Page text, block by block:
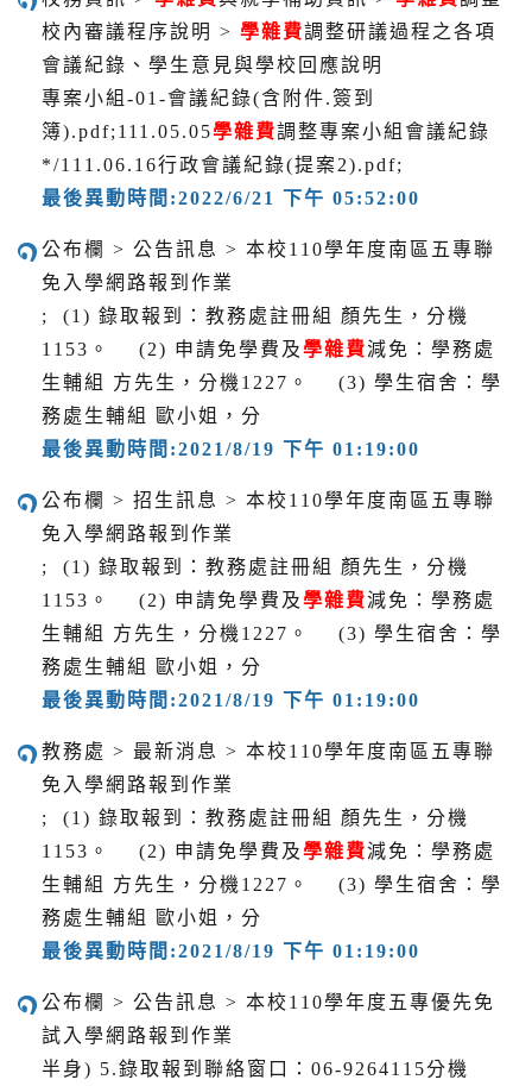
校內審議程序說明 > 學雜費調整研議過程之各項
會議紀錄、學生意見與學校回應說明
專案小組-01-會議紀錄(含附件.簽到
簿).pdf;111.05.05學雜費調整專案小組會議紀錄
*/111.06.16行政會議紀錄(提案2).pdf;
最後異動時間:2022/6/21 下午 05:52:00
公布欄 > 公告訊息 > 本校110學年度南區五專聯
免入學網路報到作業
; (1) 錄取報到：教務處註冊組 顏先生，分機
1153。 (2) 申請免學費及學雜費減免：學務處
生輔組 方先生，分機1227。 (3) 學生宿舍：學
務處生輔組 歐小姐，分
最後異動時間:2021/8/19 下午 01:19:00
公布欄 > 招生訊息 > 本校110學年度南區五專聯
免入學網路報到作業
; (1) 錄取報到：教務處註冊組 顏先生，分機
1153。 (2) 申請免學費及學雜費減免：學務處
生輔組 方先生，分機1227。 (3) 學生宿舍：學
務處生輔組 歐小姐，分
最後異動時間:2021/8/19 下午 01:19:00
教務處 > 最新消息 > 本校110學年度南區五專聯
免入學網路報到作業
; (1) 錄取報到：教務處註冊組 顏先生，分機
1153。 (2) 申請免學費及學雜費減免：學務處
生輔組 方先生，分機1227。 (3) 學生宿舍：學
務處生輔組 歐小姐，分
最後異動時間:2021/8/19 下午 01:19:00
公布欄 > 公告訊息 > 本校110學年度五專優先免
試入學網路報到作業
半身) 5.錄取報到聯絡窗口：06-9264115分機